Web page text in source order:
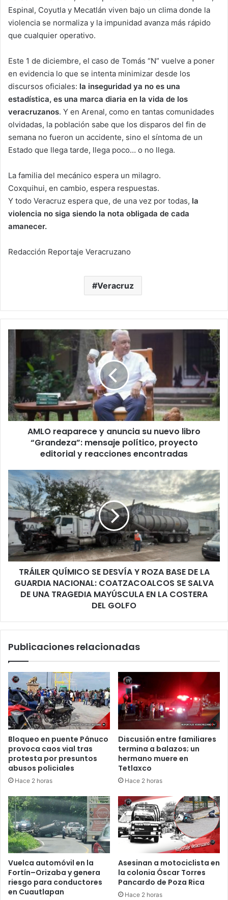
Espinal, Coyutla y Mecatlán viven bajo un clima donde la
violencia se normaliza y la impunidad avanza más rápido
que cualquier operativo.
Este 1 de diciembre, el caso de Tomás “N” vuelve a poner
en evidencia lo que se intenta minimizar desde los
discursos oficiales: la inseguridad ya no es una
estadística, es una marca diaria en la vida de los
veracruzanos. Y en Arenal, como en tantas comunidades
olvidadas, la población sabe que los disparos del fin de
semana no fueron un accidente, sino el síntoma de un
Estado que llega tarde, llega poco… o no llega.
La familia del mecánico espera un milagro.
Coxquihui, en cambio, espera respuestas.
Y todo Veracruz espera que, de una vez por todas, la
violencia no siga siendo la nota obligada de cada
amanecer.
Redacción Reportaje Veracruzano
Veracruz
reaparece
anuncia
nuevo
libro
“Grandeza”:
mensaje
político,
proyecto
reacciones
encontradas
AMLO reaparece y anuncia su nuevo libro
“Grandeza”: mensaje político, proyecto
editorial y reacciones encontradas
TRÁILER
QUÍMICO
SE
DESVÍA
Y
ROZA
BASE
DE
LA
GUARDIA
NACIONAL:
COATZACOALCOS
DE
TRAGEDIA
LA
COSTERA
DEL
GOLFO
TRÁILER QUÍMICO SE DESVÍA Y ROZA BASE DE LA
GUARDIA NACIONAL: COATZACOALCOS SE SALVA
DE UNA TRAGEDIA MAYÚSCULA EN LA COSTERA
DEL GOLFO
Publicaciones relacionadas
Bloqueo en puente Pánuco
provoca caos vial tras
protesta por presuntos
abusos policiales
Hace 2 horas
Discusión entre familiares
termina a balazos; un
hermano muere en
Tetlaxco
Hace 2 horas
Vuelca automóvil en la
Fortín–Orizaba y genera
riesgo para conductores
en Cuautlapan
Asesinan a motociclista en
la colonia Óscar Torres
Pancardo de Poza Rica
Hace 2 horas